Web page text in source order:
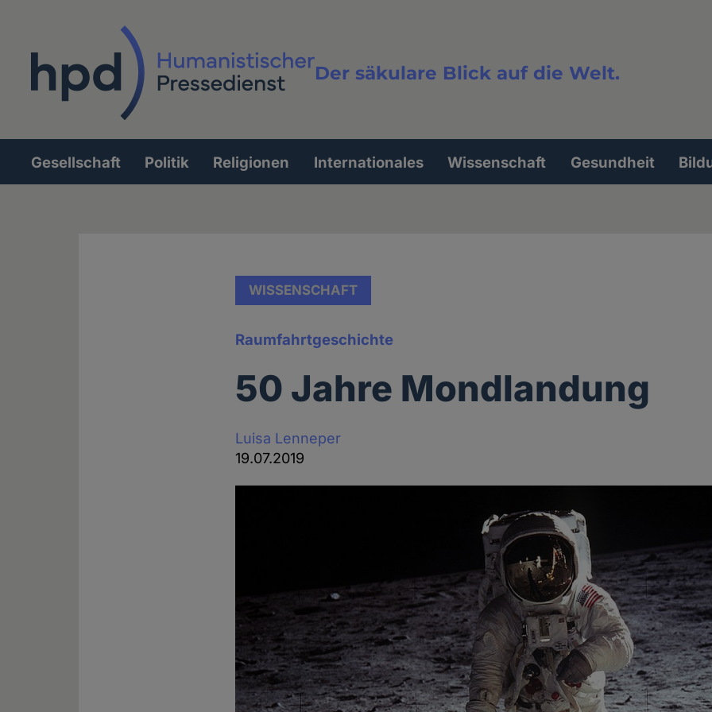
Der säkulare Blick auf die Welt.
Volltextsuche
Hauptnavigation
Gesellschaft Politik Religionen Internationales Wissenschaft Gesundheit
WISSENSCHAFT
Raumfahrtgeschichte
50 Jahre Mondlandung
Luisa Lenneper
19.07.2019